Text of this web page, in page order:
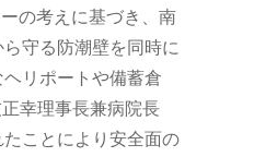
の考えに基づき、南
守る防潮壁を同時に
リポートや備蓄倉
幸理事長兼病院長
ことにより安全面の